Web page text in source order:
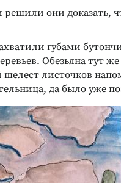
они доказать,
губами
Обезьяна тут
шелест листочков
да было уже